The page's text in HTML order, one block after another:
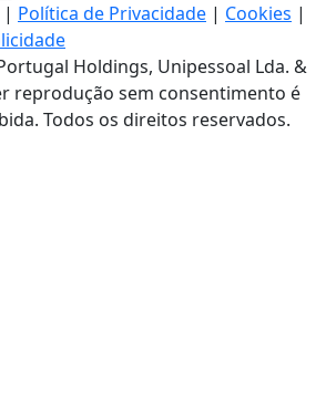
| Política de Privacidade | Cookies |
Holdings, Unipessoal Lda. &
reprodução sem consentimento é
Todos os direitos reservados.